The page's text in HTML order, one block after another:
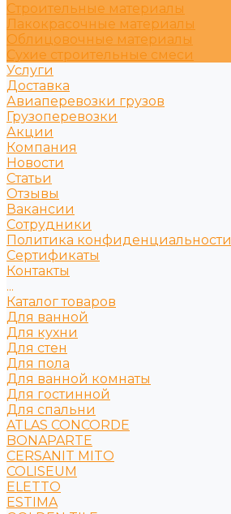
Строительные материалы
Лакокрасочные материалы
Облицовочные материалы
Сухие строительные смеси
Услуги
Доставка
Авиаперевозки грузов
Грузоперевозки
Акции
Компания
Новости
Статьи
Отзывы
Вакансии
Сотрудники
Политика конфиденциальности
Сертификаты
Контакты
...
Каталог товаров
Для ванной
Для кухни
Для стен
Для пола
Для ванной комнаты
Для гостинной
Для спальни
ATLAS CONCORDE
BONAPARTE
CERSANIT MITO
COLISEUM
ELETTO
ESTIMA